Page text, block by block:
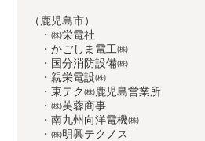
（鹿児島市）
・㈱栄電社
・かごしま電工㈱
・国分消防設備㈱
・親栄電設㈱
・東テク㈱鹿児島営業所
・㈱芙蓉商事
・南九州向洋電機㈱
・㈱明興テクノス